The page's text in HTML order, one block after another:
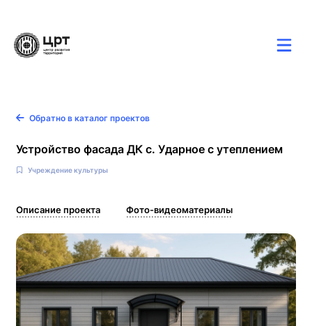
Обратно в каталог проектов
Устройство фасада ДК с. Ударное с утеплением
Учреждение культуры
Описание проекта Фото-видеоматериалы